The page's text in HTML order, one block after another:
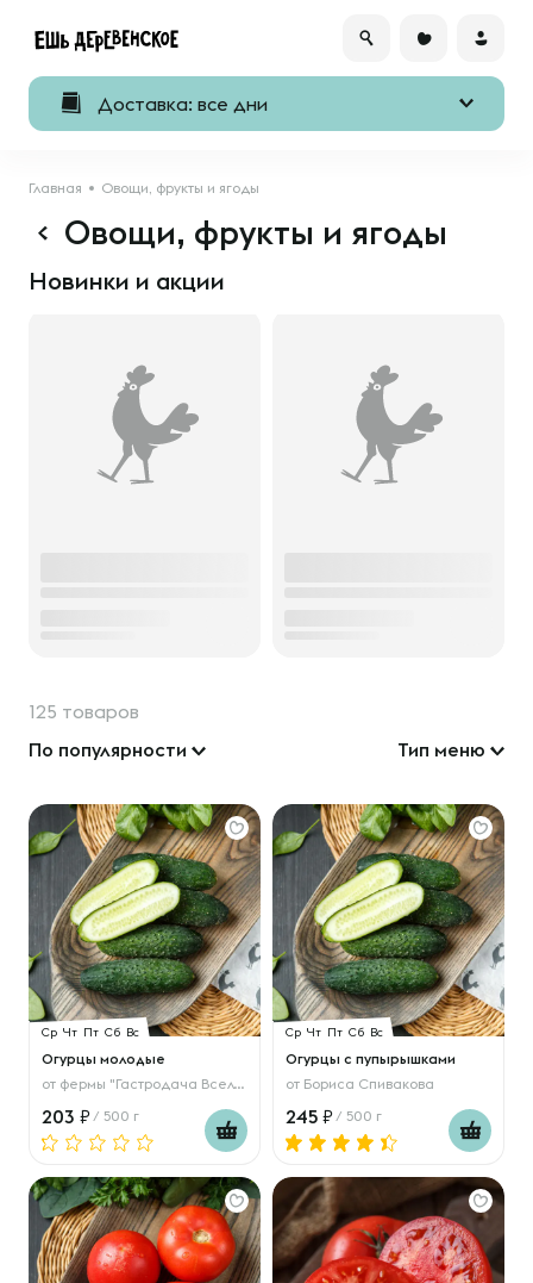
Доставка: все дни
Главная Овощи, фрукты и ягоды
Овощи, фрукты и ягоды
Новинки и акции
125 товаров
По популярности
Тип меню
Ср Чт Пт Сб Вс
Огурцы молодые
от фермы "Гастродача Вселуг"
203 / 500 г
Ср Чт Пт Сб Вс
Огурцы с пупырышками
от Бориса Спивакова
245 / 500 г